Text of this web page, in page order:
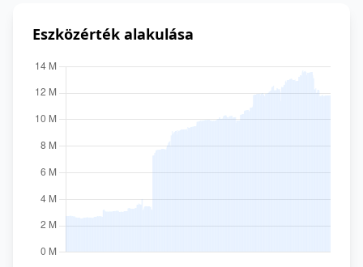
Eszközérték alakulása